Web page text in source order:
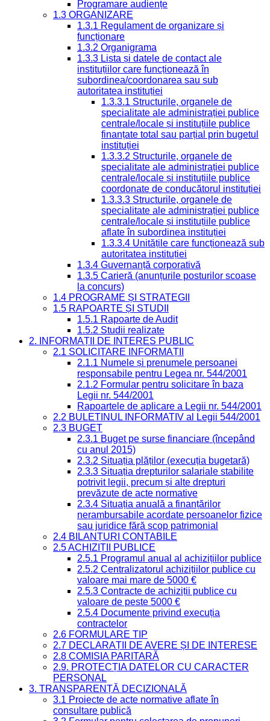
Programare audiențe
1.3 ORGANIZARE
1.3.1 Regulament de organizare și
funcționare
1.3.2 Organigrama
1.3.3 Lista și datele de contact ale
instituțiilor care funcționează în
subordinea/coordonarea sau sub
autoritatea instituției
1.3.3.1 Structurile, organele de
specialitate ale administrației publice
centrale/locale și instituțiile publice
finanțate total sau parțial prin bugetul
instituției
1.3.3.2 Structurile, organele de
specialitate ale administrației publice
centrale/locale și instituțiile publice
coordonate de conducătorul instituției
1.3.3.3 Structurile, organele de
specialitate ale administrației publice
centrale/locale și instituțiile publice
aflate în subordinea instituției
1.3.3.4 Unitățile care funcționează sub
autoritatea instituției
1.3.4 Guvernanță corporativă
1.3.5 Carieră (anunțurile posturilor scoase
la concurs)
1.4 PROGRAME ȘI STRATEGII
1.5 RAPOARTE ȘI STUDII
1.5.1 Rapoarte de Audit
1.5.2 Studii realizate
2. INFORMAȚII DE INTERES PUBLIC
2.1 SOLICITARE INFORMAȚII
2.1.1 Numele și prenumele persoanei
responsabile pentru Legea nr. 544/2001
2.1.2 Formular pentru solicitare în baza
Legii nr. 544/2001
Rapoartele de aplicare a Legii nr. 544/2001
2.2 BULETINUL INFORMATIV al Legii 544/2001
2.3 BUGET
2.3.1 Buget pe surse financiare (începând
cu anul 2015)
2.3.2 Situația plăților (execuția bugetară)
2.3.3 Situația drepturilor salariale stabilite
potrivit legii, precum și alte drepturi
prevăzute de acte normative
2.3.4 Situația anuală a finanțărilor
nerambursabile acordate persoanelor fizice
sau juridice fără scop patrimonial
2.4 BILANȚURI CONTABILE
2.5 ACHIZIȚII PUBLICE
2.5.1 Programul anual al achizițiilor publice
2.5.2 Centralizatorul achizițiilor publice cu
valoare mai mare de 5000 €
2.5.3 Contracte de achiziții publice cu
valoare de peste 5000 €
2.5.4 Documente privind execuția
contractelor
2.6 FORMULARE TIP
2.7 DECLARAȚII DE AVERE ȘI DE INTERESE
2.8 COMISIA PARITARĂ
2.9. PROTECȚIA DATELOR CU CARACTER
PERSONAL
3. TRANSPARENȚĂ DECIZIONALĂ
3.1 Proiecte de acte normative aflate în
consultare publică